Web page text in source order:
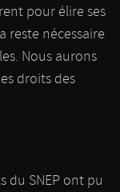
pour élire ses
reste nécessaire
Nous aurons
droits des
du SNEP ont pu